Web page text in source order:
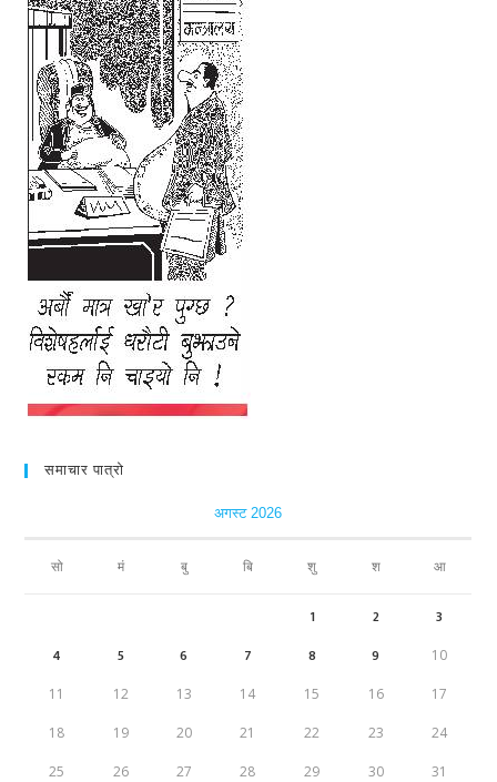
समाचार पात्रो
अगस्ट 2026
सो मं बु बि शु श आ
1 2
3
4
5 6 7 8 9 10
11 12 13 14 15 16 17
18 19 20 21 22 23 24
25 26 27 28 29 30 31